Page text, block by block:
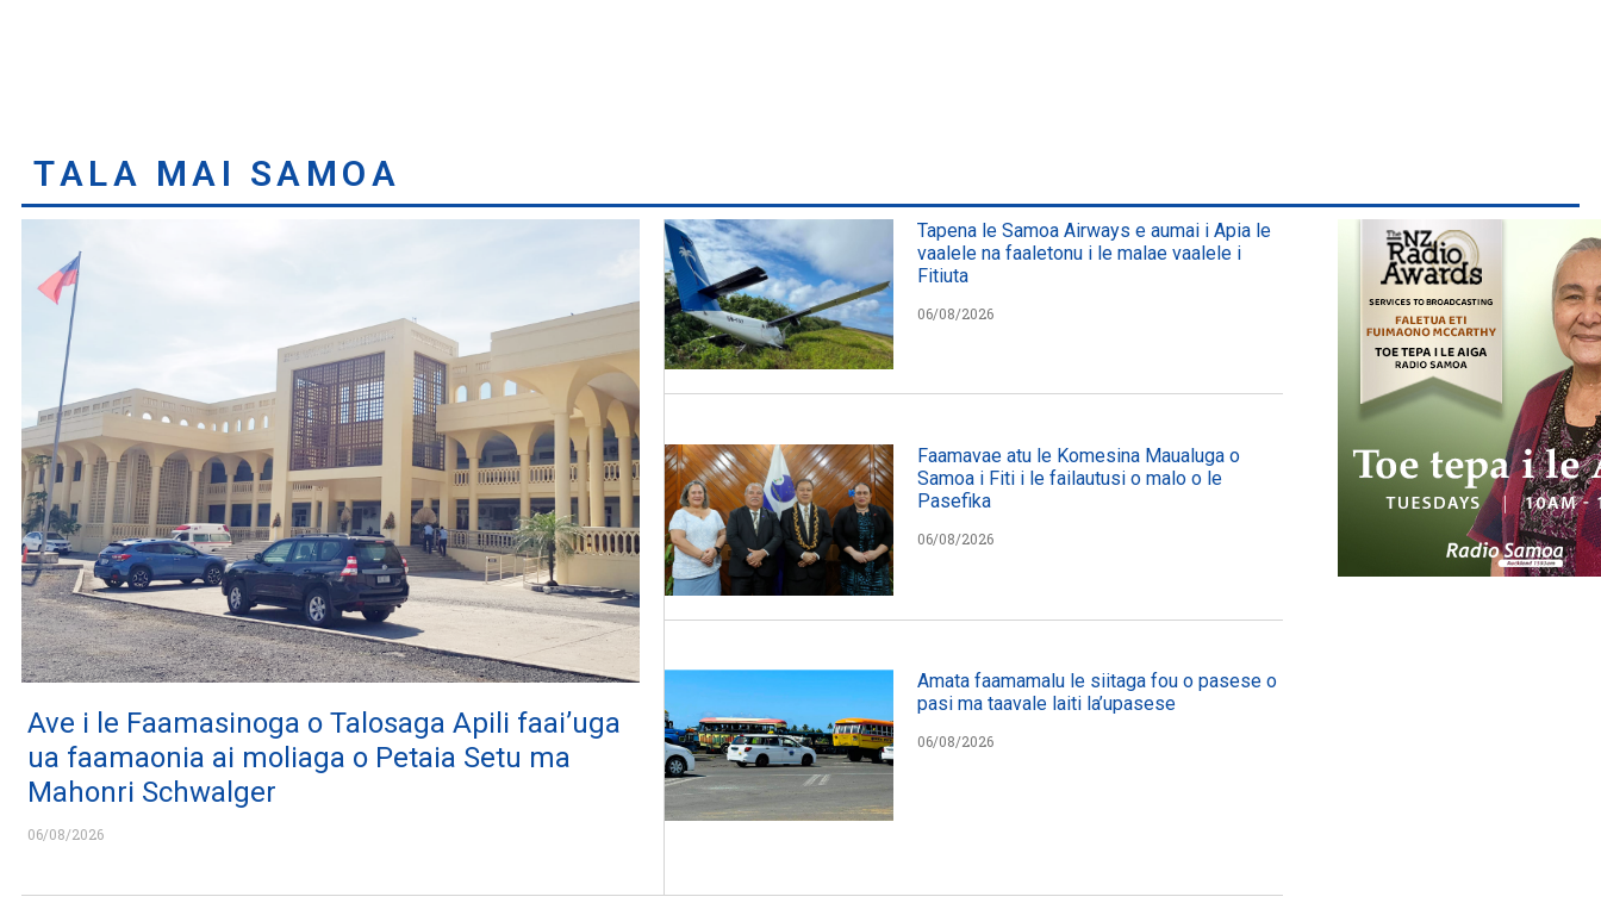
TALA MAI SAMOA
Ave i le Faamasinoga o Talosaga Apili faai’uga
ua faamaonia ai moliaga o Petaia Setu ma
Mahonri Schwalger
06/08/2026
Tapena le Samoa Airways e aumai i Apia le
vaalele na faaletonu i le malae vaalele i
Fitiuta
06/08/2026
Faamavae atu le Komesina Maualuga o
Samoa i Fiti i le failautusi o malo o le
Pasefika
06/08/2026
Amata faamamalu le siitaga fou o pasese o
pasi ma taavale laiti la’upasese
06/08/2026